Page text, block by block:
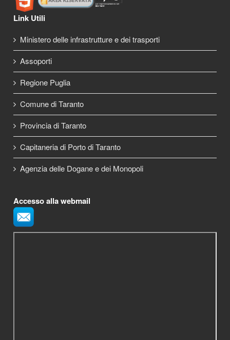
Link Utili
Ministero delle infrastrutture e dei trasporti
Assoporti
Regione Puglia
Comune di Taranto
Provincia di Taranto
Capitaneria di Porto di Taranto
Agenzia delle Dogane e dei Monopoli
Accesso alla webmail